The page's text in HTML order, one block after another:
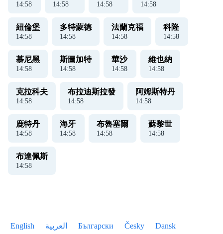
14:58 14:58 14:58 14:58
紐倫堡
14:58
多特蒙德
14:58
法蘭克福
14:58
科隆
14:58
慕尼黑
14:58
斯圖加特
14:58
華沙
14:58
維也納
14:58
克拉科夫
14:58
布拉迪斯拉發
14:58
阿姆斯特丹
14:58
鹿特丹
14:58
海牙
14:58
布魯塞爾
14:58
蘇黎世
14:58
布達佩斯
14:58
English العربية Български Česky Dansk